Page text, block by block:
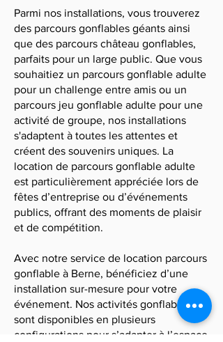
Parmi nos installations, vous trouverez
des parcours gonflables géants ainsi
que des parcours château gonflables,
parfaits pour un large public. Que vous
souhaitiez un parcours gonflable adulte
pour un challenge entre amis ou un
parcours jeu gonflable adulte pour une
activité de groupe, nos installations
s'adaptent à toutes les attentes et
créent des souvenirs uniques. La
location de parcours gonflable adulte
est particulièrement appréciée lors de
fêtes d’entreprise ou d’événements
publics, offrant des moments de plaisir
et de compétition.
Avec notre service de location parcours
gonflable à Berne, bénéficiez d’une
installation sur-mesure pour votre
événement. Nos activités gonflables
sont disponibles en plusieurs
configurations pour s’adapter à l’espace